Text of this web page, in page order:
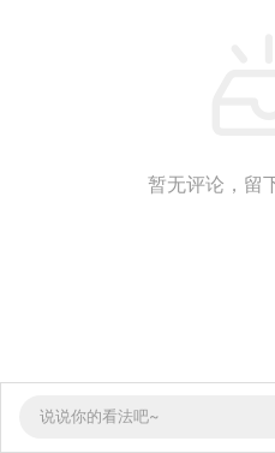
暂无评论，留
说说你的看法吧~